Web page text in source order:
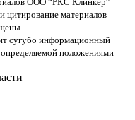
цитирование материалов
сугубо информационный
положениями